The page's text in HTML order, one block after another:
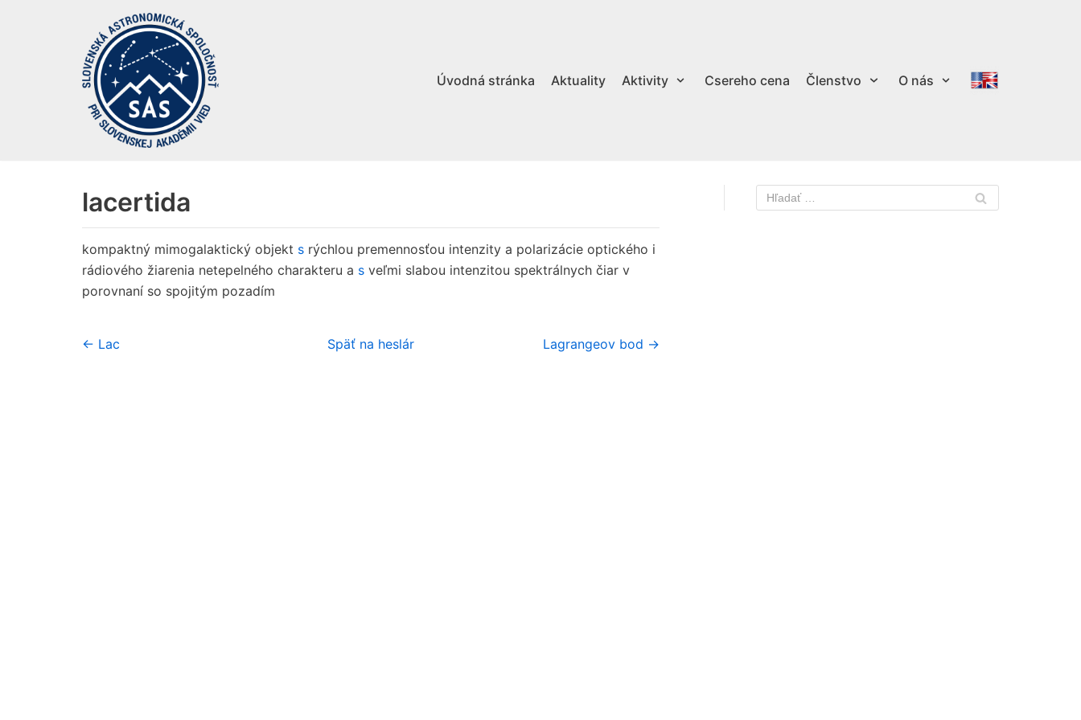
Úvodná stránka Aktuality Aktivity Csereho cena Členstvo O nás
lacertida
kompaktný mimogalaktický objekt s rýchlou premennosťou intenzity a polarizácie optického i
rádiového žiarenia netepelného charakteru a s veľmi slabou intenzitou spektrálnych čiar v
porovnaní so spojitým pozadím
← Lac Späť na heslár Lagrangeov bod →